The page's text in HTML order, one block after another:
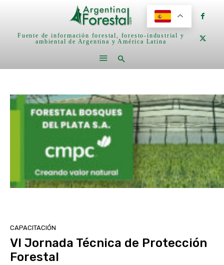
Fuente de información forestal, foresto-industrial y
ambiental de Argentina y América Latina
CAPACITACIÓN
VI Jornada Técnica de Protección
Forestal